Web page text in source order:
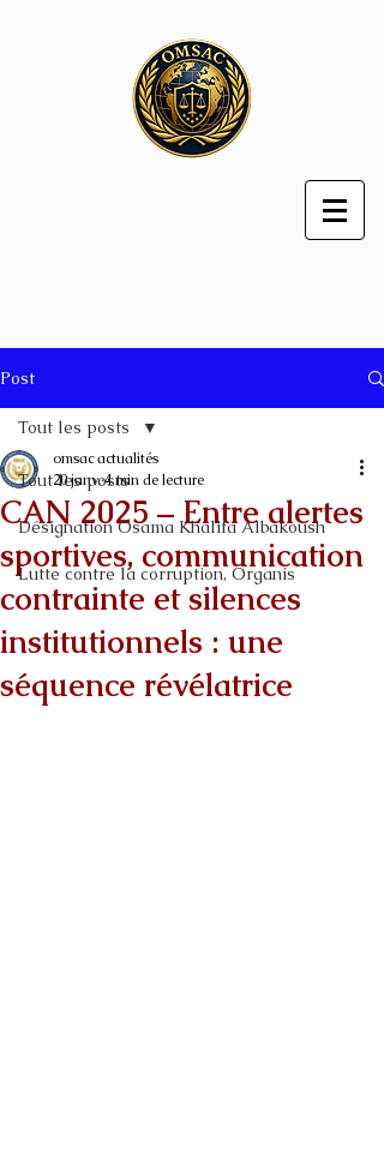
Post
Tout les posts
Désignation Osama Khalifa Albakoush
Lutte contre la corruption, Organis
Tout les posts
CAN 2025 – Entre alertes
sportives, communication
contrainte et silences
institutionnels : une
séquence révélatrice
omsac actualités
20 janv.4 min de lecture